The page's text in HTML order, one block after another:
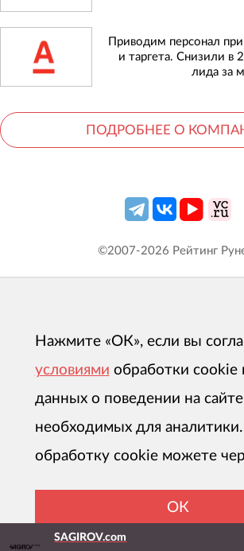
Приводим персонал
и таргета. Снизили в
лида за
ПОДРОБНЕЕ О
SAGIROV.com
©2007-2026 Рейтинг
Нажмите «ОК», если вы
условиями обработки cookie
данных о поведении на
необходимых для
обработку cookie можете
ОК